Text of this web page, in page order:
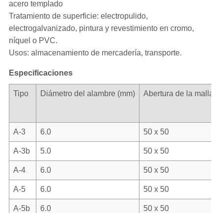
acero templado
Tratamiento de superficie: electropulido,
electrogalvanizado, pintura y revestimiento en cromo,
níquel o PVC.
Usos: almacenamiento de mercadería, transporte.
Especificaciones
Tipo Diámetro del alambre (mm) Abertura de la malla
A-3 6.0 50 x 50
A-3b 5.0 50 x 50
A-4 6.0 50 x 50
A-5 6.0 50 x 50
A-5b 6.0 50 x 50